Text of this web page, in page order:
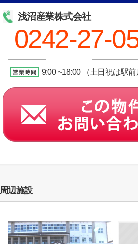
浅沼産業株式会社
0242-27-
9:00 ~18:00 （土日祝は駅
周辺施設